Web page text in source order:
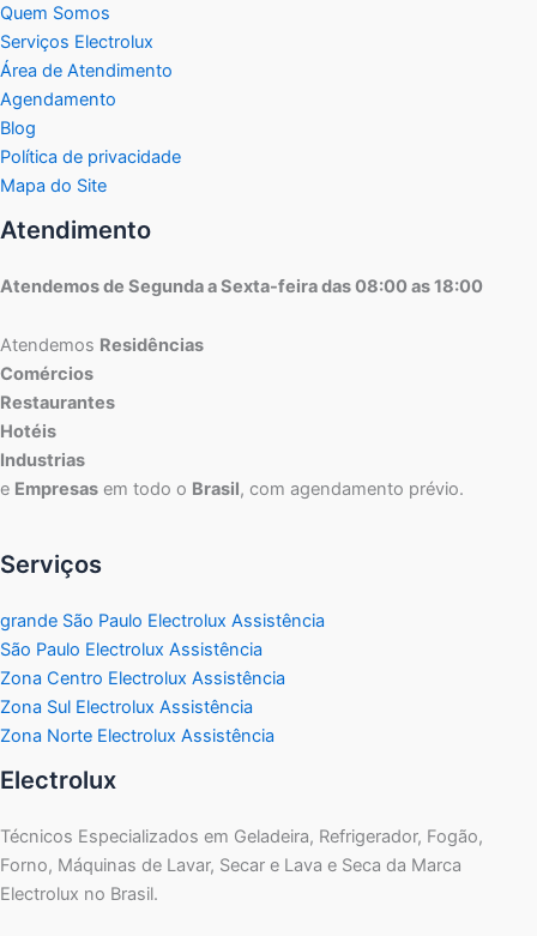
Quem Somos
Serviços Electrolux
Área de Atendimento
Agendamento
Blog
Política de privacidade
Mapa do Site
Atendimento
Atendemos de Segunda a Sexta-feira das 08:00 as 18:00
Atendemos Residências
Comércios
Restaurantes
Hotéis
Industrias
e Empresas em todo o Brasil, com agendamento prévio.
Serviços
grande São Paulo Electrolux Assistência
São Paulo Electrolux Assistência
Zona Centro Electrolux Assistência
Zona Sul Electrolux Assistência
Zona Norte Electrolux Assistência
Electrolux
Técnicos Especializados em Geladeira, Refrigerador, Fogão,
Forno, Máquinas de Lavar, Secar e Lava e Seca da Marca
Electrolux no Brasil.